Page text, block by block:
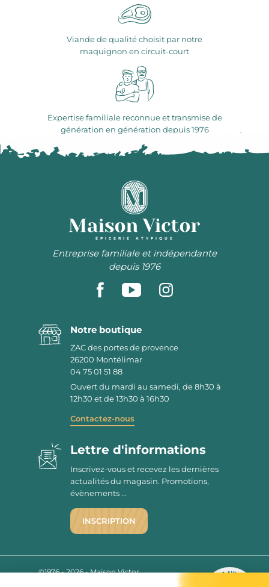
Viande de qualité choisit par notre
maquignon en circuit-court
Expertise familiale reconnue et transmise de
génération en génération depuis 1976
ÉPICERIE ATYPIQUE
Entreprise familiale et indépendante
depuis 1976
Notre boutique
ZAC des portes de provence
26200 Montélimar
04 75 01 51 88
Ouvert du mardi au samedi, de 8h30 à
12h30 et de 13h30 à 16h30
Contactez-nous
Lettre d'informations
Inscrivez-vous et recevez les dernières
actualités du magasin. Promotions,
évènements ...
INSCRIPTION
©1976 - 2026 - Maison Victor